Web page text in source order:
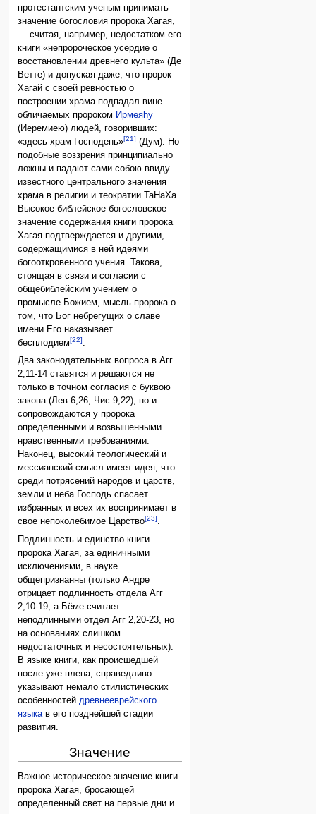
протестантским ученым принимать
значение богословия пророка Хагая,
— считая, например, недостатком его
книги «непророческое усердие о
восстановлении древнего культа» (Де
Ветте) и допуская даже, что пророк
Хагай с своей ревностью о
построении храма подпадал вине
обличаемых пророком Ирмеяhу
(Иеремиею) людей, говоривших:
«здесь храм Господень»[21] (Дум). Но
подобные воззрения принципиально
ложны и падают сами собою ввиду
известного центрального значения
храма в религии и теократии ТаНаХа.
Высокое библейское богословское
значение содержания книги пророка
Хагая подтверждается и другими,
содержащимися в ней идеями
богооткровенного учения. Такова,
стоящая в связи и согласии с
общебиблейским учением о
промысле Божием, мысль пророка о
том, что Бог небрегущих о славе
имени Его наказывает
бесплодием[22].
Два законодательных вопроса в Агг
2,11-14 ставятся и решаются не
только в точном согласия с буквою
закона (Лев 6,26; Чис 9,22), но и
сопровождаются у пророка
определенными и возвышенными
нравственными требованиями.
Наконец, высокий теологический и
мессианский смысл имеет идея, что
среди потрясений народов и царств,
земли и неба Господь спасает
избранных и всех их воспринимает в
свое непоколебимое Царство[23].
Подлинность и единство книги
пророка Хагая, за единичными
исключениями, в науке
общепризнанны (только Андре
отрицает подлинность отдела Агг
2,10-19, а Бёме считает
неподлинными отдел Агг 2,20-23, но
на основаниях слишком
недостаточных и несостоятельных).
В языке книги, как происшедшей
после уже плена, справедливо
указывают немало стилистических
особенностейдревнееврейского
языкав его позднейшей стадии
развития.
Значение
Важное историческое значение книги
пророка Хагая, бросающей
определенный свет на первые дни и